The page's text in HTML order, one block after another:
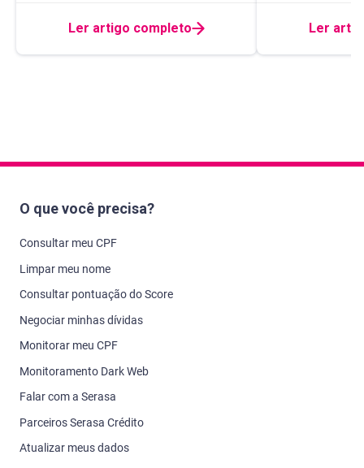
Ler artigo completo Ler
O que você precisa?
Consultar meu CPF
Limpar meu nome
Consultar pontuação do Score
Negociar minhas dívidas
Monitorar meu CPF
Monitoramento Dark Web
Falar com a Serasa
Parceiros Serasa Crédito
Atualizar meus dados